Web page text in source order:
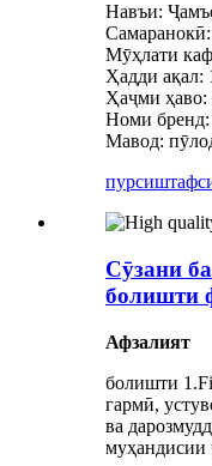
Навъи:
Мӯҳлати
Ҳадди ақал:
Ҳаҷми ҳаво:
Номи бренд:
Мавод:
пурсиш
Сӯзани
болишти
Афзалият
болишти
гармӣ,
ва
муҳандисии